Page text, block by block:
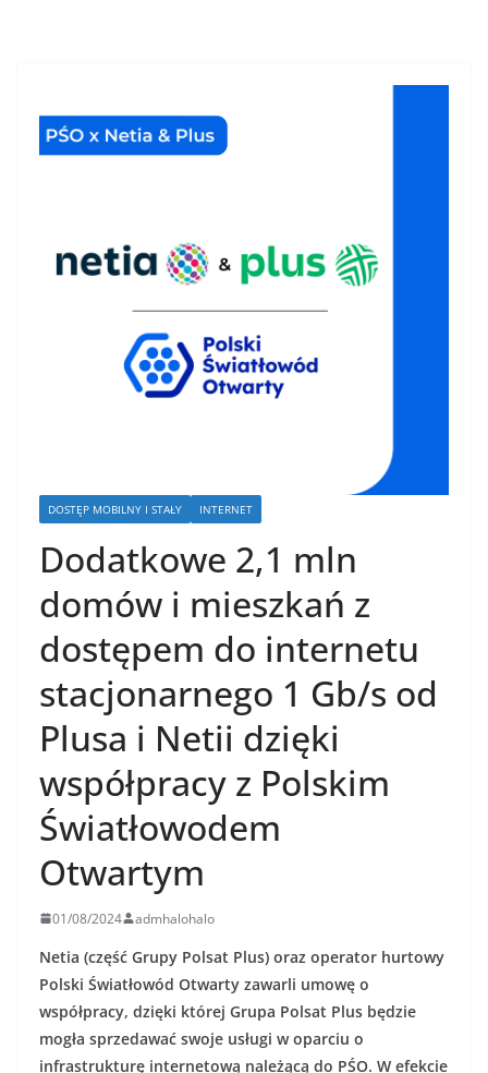
DOSTĘP MOBILNY I STAŁY INTERNET
Dodatkowe 2,1 mln
domów i mieszkań z
dostępem do internetu
stacjonarnego 1 Gb/s od
Plusa i Netii dzięki
współpracy z Polskim
Światłowodem
Otwartym
01/08/2024 admhalohalo
Netia (część Grupy Polsat Plus) oraz operator hurtowy
Polski Światłowód Otwarty zawarli umowę o
współpracy, dzięki której Grupa Polsat Plus będzie
mogła sprzedawać swoje usługi w oparciu o
infrastrukturę internetową należącą do PŚO. W efekcie